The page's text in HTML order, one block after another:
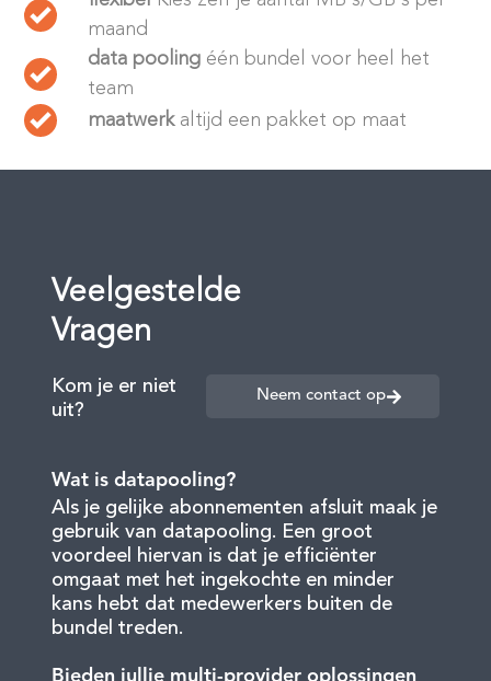
maand
data poolingéén bundel voor heel het
team
maatwerkaltijd een pakket op maat
Veelgestelde
Vragen
Kom je er niet
uit?
Neem contact op
Wat is datapooling?
Als je gelijke abonnementen afsluit maak je
gebruik van datapooling. Een groot
voordeel hiervan is dat je efficiënter
omgaat met het ingekochte en minder
kans hebt dat medewerkers buiten de
bundel treden.